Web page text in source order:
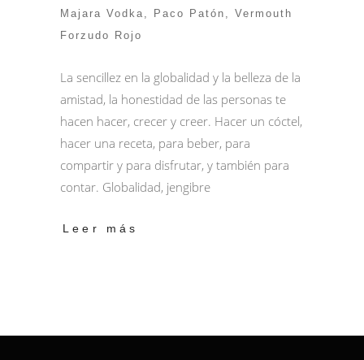
Majara Vodka
Paco Patón
Vermouth
Forzudo Rojo
La sencillez en la globalidad y la belleza de la
amistad, la honestidad de las personas te
hacen hacer, crecer y creer. Hacer un cóctel,
hacer una receta, para beber, para
compartir y para disfrutar, y también para
contar. Globalidad, jengibre
Leer más